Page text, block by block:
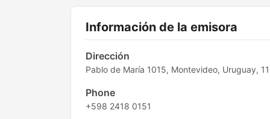
Información de la emisora
Dirección
Pablo de María 1015, Montevideo, Uruguay,
Phone
+598 2418 0151